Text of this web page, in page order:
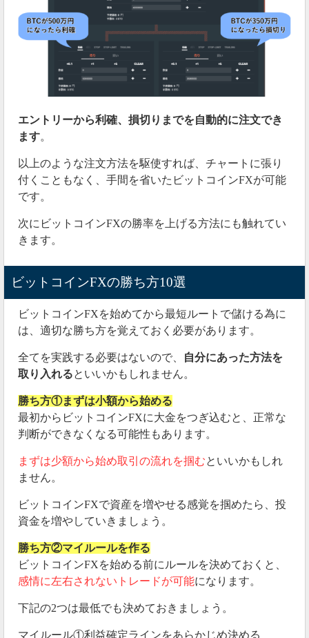
エントリーから利確、損切りまでを自動的に注文でき
ます。
以上のような注文方法を駆使すれば、チャートに張り
付くこともなく、手間を省いたビットコインFXが可能
です。
次にビットコインFXの勝率を上げる方法にも触れてい
きます。
ビットコインFXの勝ち方10選
ビットコインFXを始めてから最短ルートで儲ける為に
は、適切な勝ち方を覚えておく必要があります。
全てを実践する必要はないので、
自分にあった方法を
取り入れるといいかもしれません。
勝ち方①まずは小額から始める
最初からビットコインFXに大金をつぎ込むと、正常な
判断ができなくなる可能性もあります。
まずは少額から始め取引の流れを掴むといいかもしれ
ません。
ビットコインFXで資産を増やせる感覚を掴めたら、投
資金を増やしていきましょう。
勝ち方②マイルールを作る
ビットコインFXを始める前にルールを決めておくと、
感情に左右されないトレードが可能になります。
下記の2つは最低でも決めておきましょう。
マイルール①利益確定ラインをあらかじめ決める